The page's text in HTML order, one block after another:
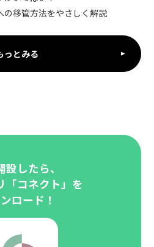
の移管方法をやさしく解説
っとみる
設したら、
「コネクト」を
ロード！